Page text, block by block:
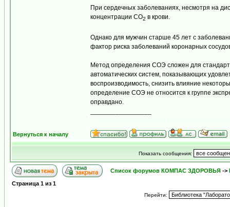
При сердечных заболеваниях, несмотря на
концентрации СО2 в крови.
Однако для мужчин старше 45 лет с
фактор риска заболеваний коронарных
Метод определения СОЭ сложен для
автоматических систем, показывающих
воспроизводимость, снизить влияние
определение СОЭ не относится к группе
оправдано.
Вернуться к началу
Показать сообщения:
Список форумов КОМПАС ЗДОРОВЬЯ ->
Страница 1 из 1
Перейти: